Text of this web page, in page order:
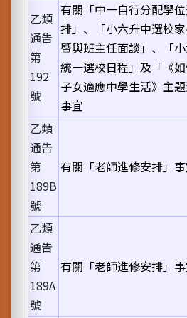
乙類
通告
第
192
號
有關「中一自行分配學
排」、「小六升中選校
暨與班主任面談」、「
統一選校日程」及「《
子女適應中學生活》主題
事宜
乙類
通告
第
189B
號
有關「老師進修安排」
乙類
通告
第
189A
號
有關「老師進修安排」